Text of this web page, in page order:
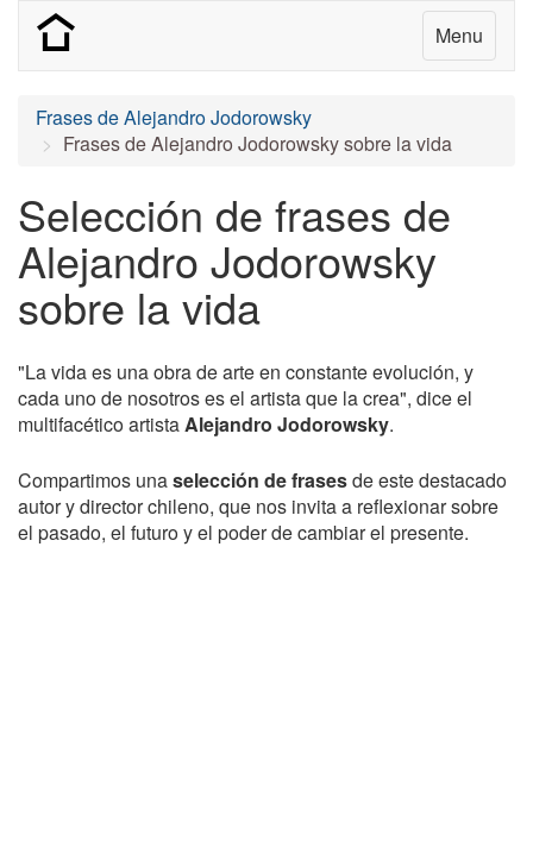
Menu
Frases de Alejandro Jodorowsky
Frases de Alejandro Jodorowsky sobre la vida
Selección de frases de
Alejandro Jodorowsky
sobre la vida
"La vida es una obra de arte en constante evolución, y
cada uno de nosotros es el artista que la crea", dice el
multifacético artistaAlejandro Jodorowsky.
Compartimos unaselección de frasesde este destacado
autor y director chileno, que nos invita a reflexionar sobre
el pasado, el futuro y el poder de cambiar el presente.